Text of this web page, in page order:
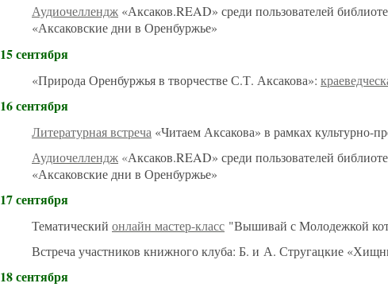
Аудиочеллендж «Аксаков.READ» среди пользователей
«Аксаковские дни в Оренбуржье»
15 сентября
«Природа Оренбуржья в творчестве С.Т. Аксакова»:
16 сентября
Литературная встреча «Читаем Аксакова» в рамках культурно-
Аудиочеллендж «Аксаков.READ» среди пользователей
«Аксаковские дни в Оренбуржье»
17 сентября
Тематический онлайн мастер-класс "Вышивай с Молодежкой
Встреча участников книжного клуба: Б. и А. Стругацкие
18 сентября